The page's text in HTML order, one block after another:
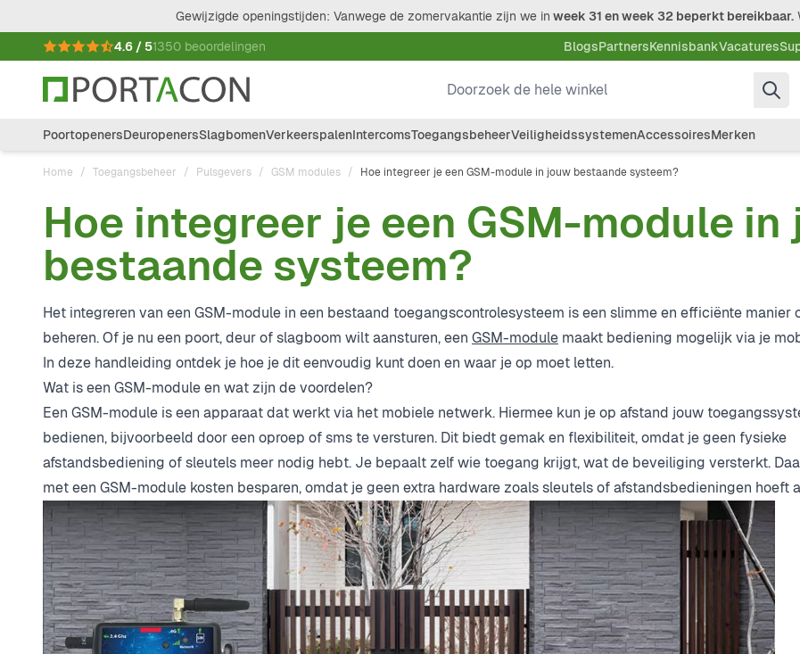
Gewijzigde openingstijden: Vanwege de zomervakantie zijn we in week 31 en week 32 beperkt bereikbaar.
4.6 / 51350 beoordelingen BlogsPartnersKennisbankVacatures
Doorzoek de hele winkel
PoortopenersDeuropenersSlagbomenVerkeerspalenIntercomsToegangsbeheerVeiligheidssystemenAccessoiresMerken
Home / Toegangsbeheer / Pulsgevers / GSM modules / Hoe integreer je een GSM-module in jouw bestaande systeem?
Hoe integreer je een GSM-module in
bestaande systeem?
Het integreren van een GSM-module in een bestaand toegangscontrolesysteem is een slimme en efficiënte manier
beheren. Of je nu een poort, deur of slagboom wilt aansturen, een GSM-module maakt bediening mogelijk via je
In deze handleiding ontdek je hoe je dit eenvoudig kunt doen en waar je op moet letten.
Wat is een GSM-module en wat zijn de voordelen?
Een GSM-module is een apparaat dat werkt via het mobiele netwerk. Hiermee kun je op afstand jouw
bedienen, bijvoorbeeld door een oproep of sms te versturen. Dit biedt gemak en flexibiliteit, omdat je geen fysieke
afstandsbediening of sleutels meer nodig hebt. Je bepaalt zelf wie toegang krijgt, wat de beveiliging versterkt.
met een GSM-module kosten besparen, omdat je geen extra hardware zoals sleutels of afstandsbedieningen hoeft